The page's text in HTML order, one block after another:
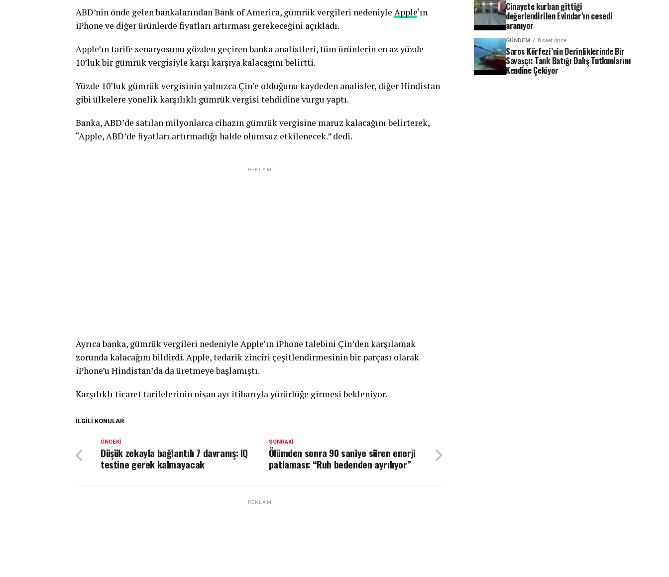
ABD’nin önde gelen bankalarından Bank of America, gümrük vergileri nedeniyle Apple‘ın
iPhone ve diğer ürünlerde fiyatları artırması gerekeceğini açıkladı.
Apple’ın tarife senaryosunu gözden geçiren banka analistleri, tüm ürünlerin en az yüzde
10’luk bir gümrük vergisiyle karşı karşıya kalacağını belirtti.
Yüzde 10’luk gümrük vergisinin yalnızca Çin’e olduğunu kaydeden analisler, diğer Hindistan
gibi ülkelere yönelik karşılıklı gümrük vergisi tehdidine vurgu yaptı.
Banka, ABD’de satılan milyonlarca cihazın gümrük vergisine maruz kalacağını belirterek,
“Apple, ABD’de fiyatları artırmadığı halde olumsuz etkilenecek.” dedi.
REKLAM
Ayrıca banka, gümrük vergileri nedeniyle Apple’ın iPhone talebini Çin’den karşılamak
zorunda kalacağını bildirdi. Apple, tedarik zinciri çeşitlendirmesinin bir parçası olarak
iPhone’u Hindistan’da da üretmeye başlamıştı.
Karşılıklı ticaret tarifelerinin nisan ayı itibarıyla yürürlüğe girmesi bekleniyor.
İLGILI KONULAR:
SONRAKI
Ölümden sonra 90 saniye süren enerji
patlaması: “Ruh bedenden ayrılıyor”
ÖNCEKI
Düşük zekayla bağlantılı 7 davranış: IQ
testine gerek kalmayacak
REKLAM
Cinayete kurban gittiği
değerlendirilen Evindar’ın cesedi
aranıyor
GÜNDEM 8 saat önce
Saros Körfezi’nin Derinliklerinde Bir
Savaşçı: Tank Batığı Dalış Tutkunlarını
Kendine Çekiyor